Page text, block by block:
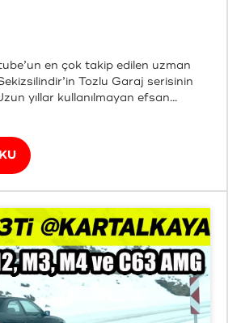
en çok takip edilen uzman
Tozlu Garaj serisinin
yıllar kullanılmayan efsan...